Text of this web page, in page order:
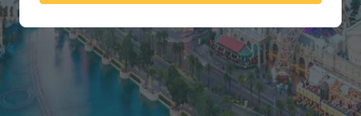
Voyager en toute simplicité avec